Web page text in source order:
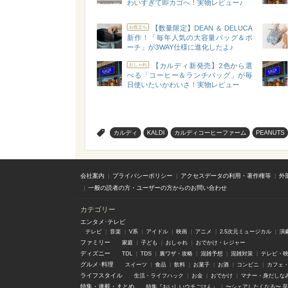
わいすぎて即カゴへ！実物レビュー♪
お役立ち
【数量限定】DEAN ＆ DELUCA
新作！「毎年人気の大容量バッグ＆ポ
ーチ」が3WAY仕様に進化したよ♪
おしゃれ
【カルディ新発売】2色から選
べる「コーヒー＆ランチバッグ」が毎
日使いたいかわいさ！実物レビュー
カルディ KALDI カルディコーヒーファーム PEANUTS
会社案内 プライバシーポリシー アクセスデータの利用・著作権等 外
一般の読者の方・ユーザーの方からのお問い合わせ
カテゴリー
エンタメ･テレビ
テレビ 音楽 V系 アイドル 映画 アニメ 2.5次元ミュージカル 演
ファミリー 家庭 子ども おしゃれ おでかけ・レジャー
ディズニー TDL TDS 裏ワザ・攻略 混雑予想 混雑対策 テレビ・
グルメ･料理 スイーツ 食品 飲料 お菓子 お酒 コンビニ カフェ
ライフスタイル 生活・ライフハック お金 おでかけ マナー・身だしな
特集 ・ 連載 ・ まとめ 特集『おいしいウチごはん』 〜シェアしたくなる〜